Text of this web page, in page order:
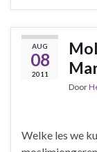
AUG
08
2011
Door
Welke les we